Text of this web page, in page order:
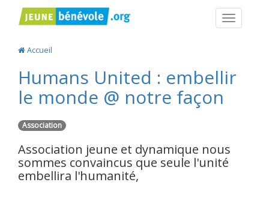
Accueil
Humans United : embellir
le monde @ notre façon
Association
Association jeune et dynamique nous
sommes convaincus que seule l'unité
embellira l'humanité,